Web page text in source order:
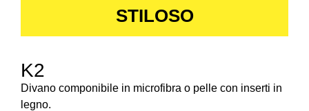
STILOSO
K2
Divano componibile in microfibra o pelle con inserti in
legno.